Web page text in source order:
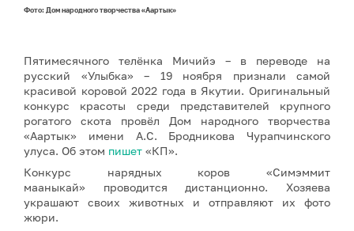
Фото: Дом народного творчества «Аартык»
Пятимесячного телёнка Мичийэ – в переводе на
русский «Улыбка» – 19 ноября признали самой
красивой коровой 2022 года в Якутии. Оригинальный
конкурс красоты среди представителей крупного
рогатого скота провёл Дом народного творчества
«Аартык» имени А.С. Бродникова Чурапчинского
улуса. Об этом пишет «КП».
Конкурс нарядных коров «Симэммит
мааныкай» проводится дистанционно. Хозяева
украшают своих животных и отправляют их фото
жюри.